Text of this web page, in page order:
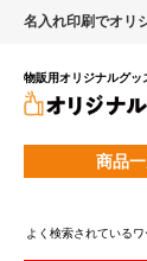
名入れ印刷でオリ
物販用オリジナルグッ
商品
よく検索されているワ